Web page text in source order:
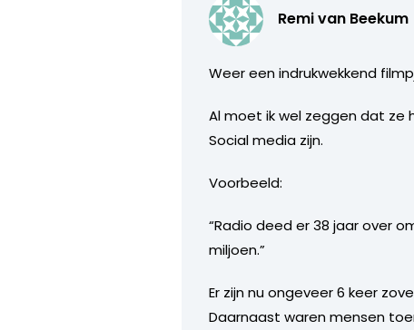
Remi van Beekum
Weer een indrukwekkend
Al moet ik wel zeggen dat ze
Social media zijn.
Voorbeeld:
“Radio deed er 38 jaar over
miljoen.”
Er zijn nu ongeveer 6 keer
Daarnaast waren mensen